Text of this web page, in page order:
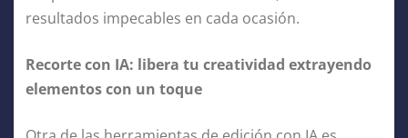
resultados impecables en cada ocasión.
Recorte con IA: libera tu creatividad extrayendo
elementos con un toque